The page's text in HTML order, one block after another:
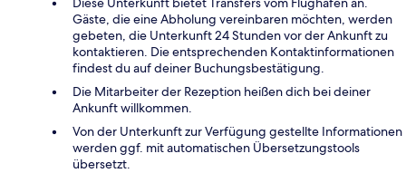
Gäste, die eine Abholung vereinbaren möchten, werden
gebeten, die Unterkunft 24 Stunden vor der Ankunft zu
kontaktieren. Die entsprechenden Kontaktinformationen
findest du auf deiner Buchungsbestätigung.
Die Mitarbeiter der Rezeption heißen dich bei deiner
Ankunft willkommen.
Von der Unterkunft zur Verfügung gestellte Informationen
werden ggf. mit automatischen Übersetzungstools
übersetzt.